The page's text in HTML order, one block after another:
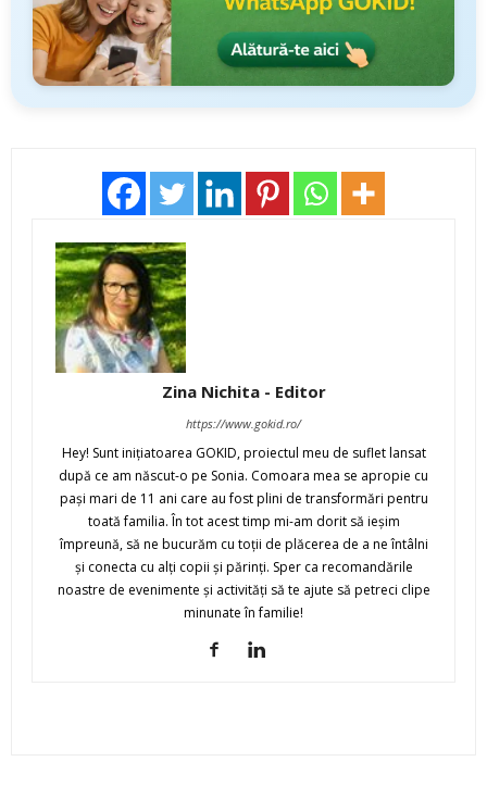
Zina Nichita - Editor
https://www.gokid.ro/
Hey! Sunt iniţiatoarea GOKID, proiectul meu de suflet lansat
după ce am născut-o pe Sonia. Comoara mea se apropie cu
paşi mari de 11 ani care au fost plini de transformări pentru
toată familia. În tot acest timp mi-am dorit să ieşim
împreună, să ne bucurăm cu toţii de plăcerea de a ne întâlni
şi conecta cu alţi copii şi părinţi. Sper ca recomandările
noastre de evenimente şi activităţi să te ajute să petreci clipe
minunate în familie!